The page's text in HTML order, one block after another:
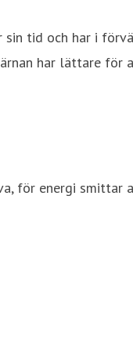
tid och har i
har lättare för
för energi smittar